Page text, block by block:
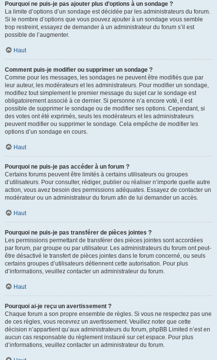
Pourquoi ne puis-je pas ajouter plus d’options à un sondage ?
La limite d’options d’un sondage est décidée par les administrateurs du forum.
Si le nombre d’options que vous pouvez ajouter à un sondage vous semble
trop restreint, essayez de demander à un administrateur du forum s’il est
possible de l’augmenter.
Haut
Comment puis-je modifier ou supprimer un sondage ?
Comme pour les messages, les sondages ne peuvent être modifiés que par
leur auteur, les modérateurs et les administrateurs. Pour modifier un sondage,
modifiez tout simplement le premier message du sujet car le sondage est
obligatoirement associé à ce dernier. Si personne n’a encore voté, il est
possible de supprimer le sondage ou de modifier ses options. Cependant, si
des votes ont été exprimés, seuls les modérateurs et les administrateurs
peuvent modifier ou supprimer le sondage. Cela empêche de modifier les
options d’un sondage en cours.
Haut
Pourquoi ne puis-je pas accéder à un forum ?
Certains forums peuvent être limités à certains utilisateurs ou groupes
d’utilisateurs. Pour consulter, rédiger, publier ou réaliser n’importe quelle autre
action, vous avez besoin des permissions adéquates. Essayez de contacter un
modérateur ou un administrateur du forum afin de lui demander un accès.
Haut
Pourquoi ne puis-je pas transférer de pièces jointes ?
Les permissions permettant de transférer des pièces jointes sont accordées
par forum, par groupe ou par utilisateur. Les administrateurs du forum ont peut-
être désactivé le transfert de pièces jointes dans le forum concerné, ou seuls
certains groupes d’utilisateurs détiennent cette autorisation. Pour plus
d’informations, veuillez contacter un administrateur du forum.
Haut
Pourquoi ai-je reçu un avertissement ?
Chaque forum a son propre ensemble de règles. Si vous ne respectez pas une
de ces règles, vous recevrez un avertissement. Veuillez noter que cette
décision n’appartient qu’aux administrateurs du forum, phpBB Limited n’est en
aucun cas responsable du règlement instauré sur cet espace. Pour plus
d’informations, veuillez contacter un administrateur du forum.